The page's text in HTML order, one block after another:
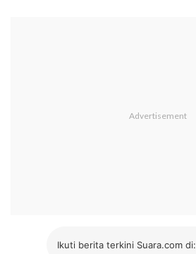
Ikuti berita terkini Suara.com di: